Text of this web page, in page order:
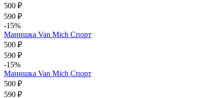
500 ₽
590 ₽
-15%
Манишка Van Mich Спорт
500 ₽
590 ₽
-15%
Манишка Van Mich Спорт
500 ₽
590 ₽